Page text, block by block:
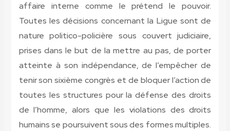
affaire interne comme le prétend le pouvoir.
Toutes les décisions concernant la Ligue sont de
nature politico-policière sous couvert judiciaire,
prises dans le but de la mettre au pas, de porter
atteinte à son indépendance, de l’empêcher de
tenir son sixième congrès et de bloquer l’action de
toutes les structures pour la défense des droits
de l’homme, alors que les violations des droits
humains se poursuivent sous des formes multiples.